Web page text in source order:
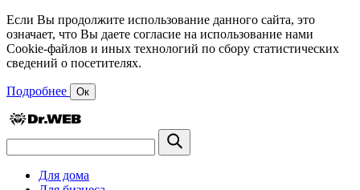
Если Вы продолжите использование данного сайта, это
означает, что Вы даете согласие на использование нами
Cookie-файлов и иных технологий по сбору статистических
сведений о посетителях.
Подробнее Ок
Для дома